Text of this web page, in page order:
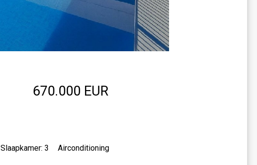
670.000 EUR
Slaapkamer: 3 Airconditioning